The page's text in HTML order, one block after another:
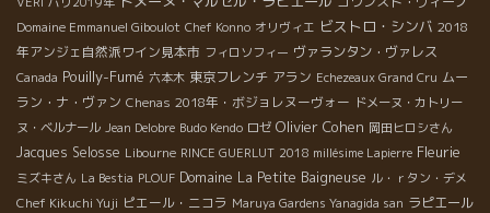
Domaine Emmanuel Giboulot Chef Konno オリヴィエ ビストロ・シンバ 2018
年アンジェ自然派ワイン見本市 フィロソフィー ヴァランタン・ヴァレス
Canada Pouilly-Fumé 六本木 東京フレンチ アラン Echezeaux Grand Cru ムー
ラン・ナ・ヴァン Chenas 2018年・ボジョレヌーヴォー ドメーヌ・カトリー
ヌ・ベルナール Jean Delobre Budo Kendo ロゼ Olivier Cohen 岡田ヒロシさん
Jacques Selosse Libourne RINCE GUERLUT 2018 millésime Lapierre Fleurie
ミズキさん La Bestia PLOUF Domaine La Petite Baigneuse ル・ｒタン・デメ
Chef Kikuchi Yuji ピエール・ニコラ Maruya Gardens Yanagida san ラピエール